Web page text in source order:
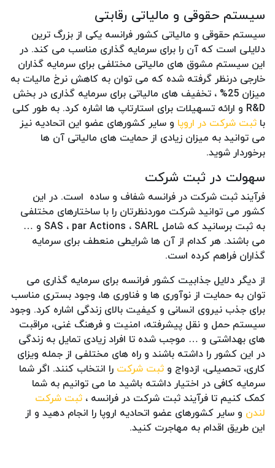
سیستم حقوقی و مالیاتی رقابتی
سیستم حقوقی و مالیاتی کشور فرانسه یکی از بزرگ ترین
دلایلی است که آن را برای سرمایه گذاری مناسب می کند. در
این سیستم مشوق های مالیاتی مختلفی برای سرمایه گذاران
خارجی درنظر گرفته شده که می توان به کاهش نرخ مالیات به
میزان 25% ، تخفیف های مالیاتی برای سرمایه گذاری در بخش
R&D و ارائه تسهیلات برای استارتاپ ها اشاره کرد. به طور کلی
با ثبت شرکت در اروپا و سایر کشورهای عضو این اتحادیه نیز
می توانید به میزان زیادی از حمایت های مالیاتی آن ها
برخوردار شوید.
سهولت در ثبت شرکت
فرآیند ثبت شرکت در فرانسه شفاف و ساده است. در این
کشور می توانید شرکت موردنظرتان را با ساختارهای مختلفی
به ثبت برسانید که شامل SAS ، par Actions ، SARL و …
می باشند. هر کدام از آن ها شرایطی منعطف برای سرمایه
گذاران فراهم کرده است.
از دیگر دلایل جذابیت کشور فرانسه برای سرمایه گذاری می
توان به حمایت از نوآوری ها و فناوری ها، وجود بستری مناسب
برای جذب نیروی انسانی و کیفیت بالای زندگی اشاره کرد. وجود
سیستم حمل و نقل پیشرفته، امنیت و فرهنگ غنی، مراقبت
های بهداشتی و … موجب شده تا افراد زیادی تمایل به زندگی
در این کشور را داشته باشند و راه های مختلفی از جمله ویزای
کاری، تحصیلی، ازدواج و ثبت شرکت را انتخاب کنند. اگر شما
سرمایه کافی در اختیار داشته باشید ما می توانیم به شما
کمک کنیم تا فرآیند ثبت شرکت در فرانسه ، ثبت شرکت
لندن و سایر کشورهای عضو اتحادیه اروپا را انجام دهید و از
این طریق اقدام به مهاجرت کنید.